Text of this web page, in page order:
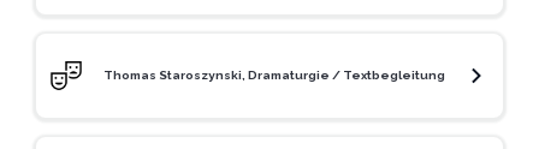
Thomas Staroszynski, Dramaturgie / Textbegleitung